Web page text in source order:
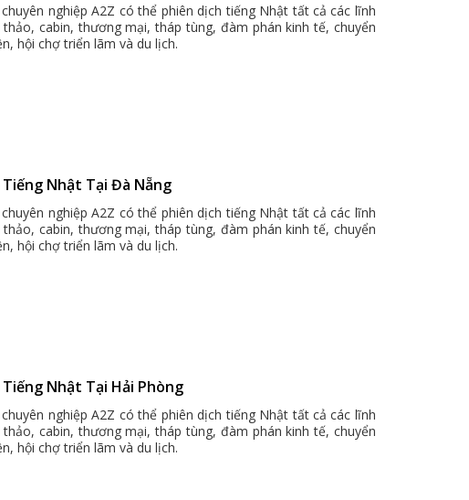
nghiệp A2Z có thể phiên dịch tiếng Nhật tất cả các lĩnh
cabin, thương mại, tháp tùng, đàm phán kinh tế, chuyển
hội chợ triển lãm và du lịch.
Tiếng Nhật Tại Đà Nẵng
nghiệp A2Z có thể phiên dịch tiếng Nhật tất cả các lĩnh
cabin, thương mại, tháp tùng, đàm phán kinh tế, chuyển
hội chợ triển lãm và du lịch.
Tiếng Nhật Tại Hải Phòng
nghiệp A2Z có thể phiên dịch tiếng Nhật tất cả các lĩnh
cabin, thương mại, tháp tùng, đàm phán kinh tế, chuyển
hội chợ triển lãm và du lịch.